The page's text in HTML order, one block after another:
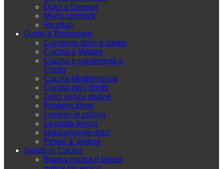
Dolci e Dessert
Menu completi
Ricettari
Gusto & Benessere
Conserve dolci e salate
Cucina a Vapore
Cucina e condimenti a
Crudo
Cucina Mediterranea
Cucina per i Bimbi
Dolci senza glutine
Friggere bene
I cereali in cucina
La pasta fresca
Naturalmente dolci
Pesce & Vedure
Salute in Cucina
Buona cucina e basso